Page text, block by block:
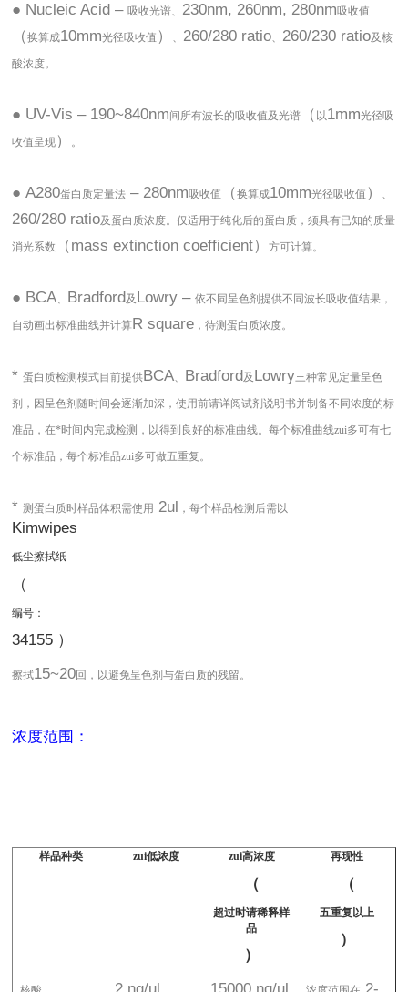
● Nucleic Acid –吸收光谱、 230nm, 260nm, 280nm吸收值
（换算成10mm光径吸收值 ） 、 260/280 ratio、 260/230 ratio及核
酸浓度。
● UV-Vis – 190~840nm间所有波长的吸收值及光谱 （ 以1mm光径吸
收值呈现 ） 。
● A280蛋白质定量法 – 280nm吸收值 （换算成10mm光径吸收值 ） 、
260/280 ratio及蛋白质浓度。仅适用于纯化后的蛋白质，须具有已知的质量
消光系数 （mass extinction coefficient）方可计算。
● BCA、 Bradford及 Lowry –依不同呈色剂提供不同波长吸收值结果，
自动画出标准曲线并计算R square ，待测蛋白质浓度。
*蛋白质检测模式目前提供BCA、 Bradford及 Lowry三种常见定量呈色
剂，因呈色剂随时间会逐渐加深，使用前请详阅试剂说明书并制备不同浓度的标
准品，在*时间内完成检测，以得到良好的标准曲线。每个标准曲线zui多可有七
个标准品，每个标准品zui多可做五重复。
*测蛋白质时样品体积需使用 2ul ，每个样品检测后需以
Kimwipes
低尘擦拭纸
（
编号：
34155 ）
擦拭15~20回，以避免呈色剂与蛋白质的残留。
浓度范围：
样品种类 zui低浓度 zui高浓度
（
超过时请稀释样
品
）
再现性
（
五重复以上
）
2 ng/ul 15000 ng/ul 2-